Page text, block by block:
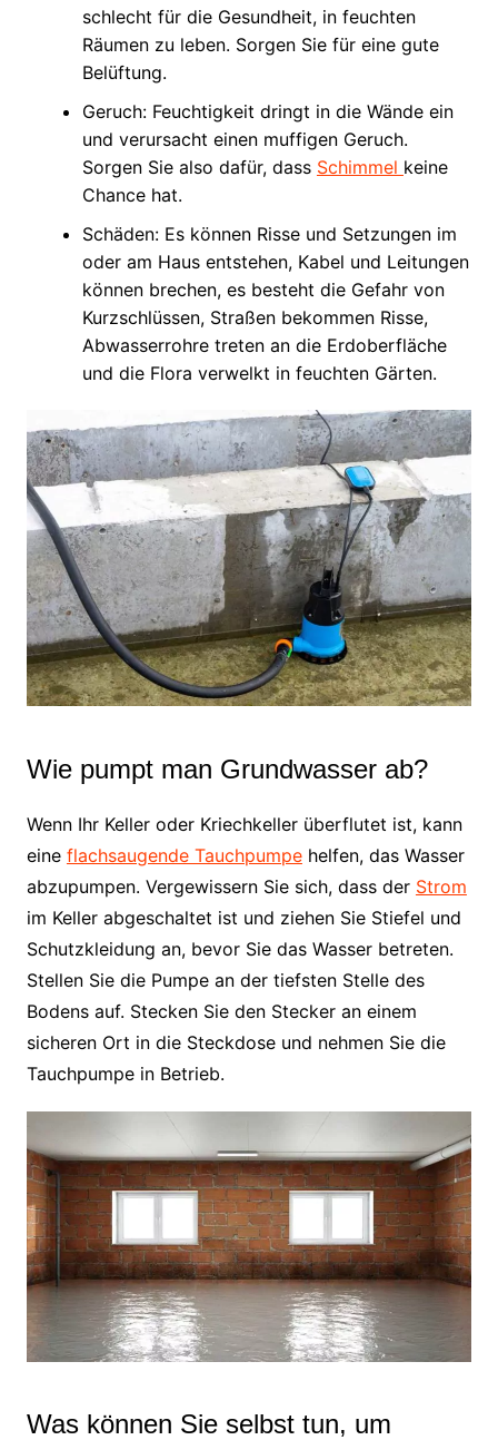
schlecht für die Gesundheit, in feuchten
Räumen zu leben. Sorgen Sie für eine gute
Belüftung.
Geruch: Feuchtigkeit dringt in die Wände ein
und verursacht einen muffigen Geruch.
Sorgen Sie also dafür, dass Schimmel keine
Chance hat.
Schäden: Es können Risse und Setzungen im
oder am Haus entstehen, Kabel und Leitungen
können brechen, es besteht die Gefahr von
Kurzschlüssen, Straßen bekommen Risse,
Abwasserrohre treten an die Erdoberfläche
und die Flora verwelkt in feuchten Gärten.
Wie pumpt man Grundwasser ab?
Wenn Ihr Keller oder Kriechkeller überflutet ist, kann
eine flachsaugende Tauchpumpehelfen, das Wasser
abzupumpen. Vergewissern Sie sich, dass der Strom
im Keller abgeschaltet ist und ziehen Sie Stiefel und
Schutzkleidung an, bevor Sie das Wasser betreten.
Stellen Sie die Pumpe an der tiefsten Stelle des
Bodens auf. Stecken Sie den Stecker an einem
sicheren Ort in die Steckdose und nehmen Sie die
Tauchpumpe in Betrieb.
Was können Sie selbst tun, um